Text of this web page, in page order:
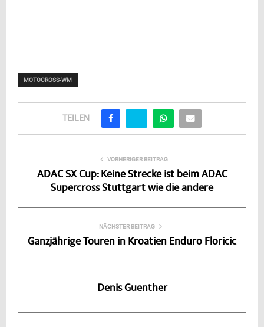
MOTOCROSS-WM
TEILEN
VORHERIGER BEITRAG
ADAC SX Cup: Keine Strecke ist beim ADAC
Supercross Stuttgart wie die andere
NÄCHSTER BEITRAG
Ganzjährige Touren in Kroatien Enduro Floricic
Denis Guenther